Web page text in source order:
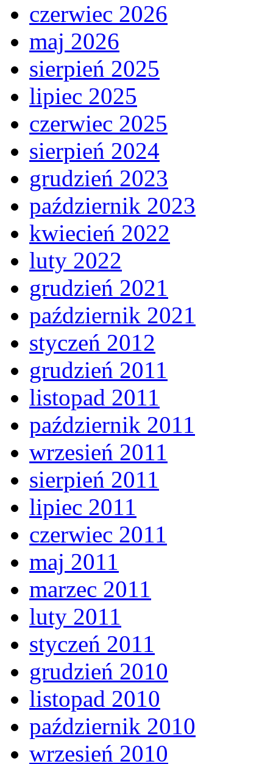
czerwiec 2026
maj 2026
sierpień 2025
lipiec 2025
czerwiec 2025
sierpień 2024
grudzień 2023
październik 2023
kwiecień 2022
luty 2022
grudzień 2021
październik 2021
styczeń 2012
grudzień 2011
listopad 2011
październik 2011
wrzesień 2011
sierpień 2011
lipiec 2011
czerwiec 2011
maj 2011
marzec 2011
luty 2011
styczeń 2011
grudzień 2010
listopad 2010
październik 2010
wrzesień 2010